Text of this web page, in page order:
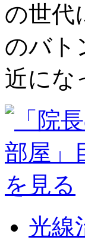
の世代
のバト
近にな
光線